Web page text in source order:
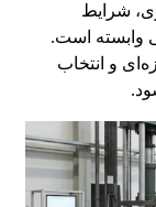
شرایط
وابسته است.
و انتخاب